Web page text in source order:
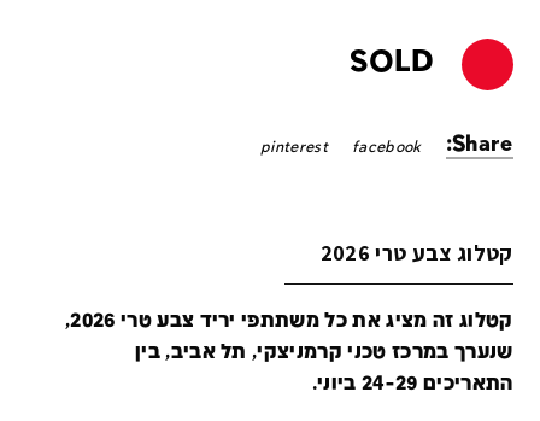
SOLD
Share:
facebook
pinterest
קטלוג צבע טרי 2026
קטלוג זה מציג את כל משתתפי יריד צבע טרי 2026,
שנערך במרכז טכני קרמניצקי, תל אביב, בין
התאריכים 24-29 ביוני.